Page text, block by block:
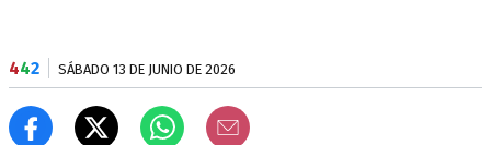
442 SÁBADO 13 DE JUNIO DE 2026